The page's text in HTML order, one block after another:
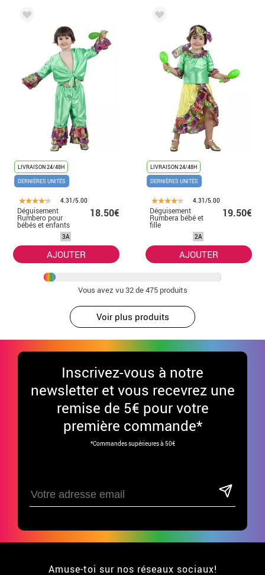
LIVRAISON 24/48H
DERNIÈRES UNITÉS
4.31/5.00
Déguisement
Rumbero pour
bébés et enfants
18.50€
3A
AJOUTER
LIVRAISON 24/48H
DERNIÈRES UNITÉS
4.31/5.00
Déguisement
Rumbera bébé et
fille
19.50€
2A
AJOUTER
Vous avez vu32de 475 produits
Voir plus produits
Inscrivez-vous à notre
newsletter et vous recevrez une
remise de 5€ pour votre
première commande*
*Commandes supérieures à 50€
Amuse-toi sur nos réseaux sociaux!